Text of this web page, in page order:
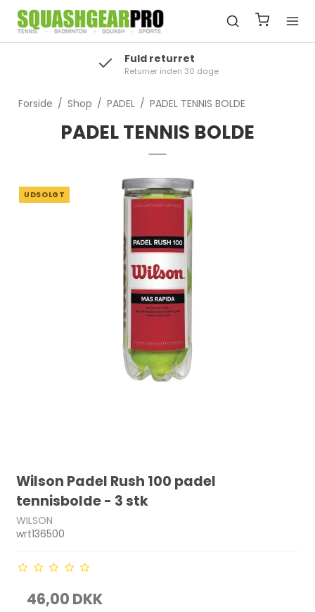
Fuld returret
Returner inden 30 dage
Forside / Shop / PADEL / PADEL TENNIS BOLDE
PADEL TENNIS BOLDE
UDSOLGT
Wilson Padel Rush 100 padel
tennisbolde - 3 stk
WILSON
wrt136500
46,00 DKK